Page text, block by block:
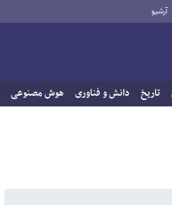
آرشیو
تاریخ دانش و فناوری هوش مصنوعی